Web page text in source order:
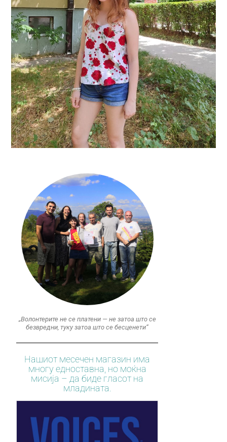
„Волонтерите не се платени — не затоа што се
безвредни, туку затоа што се бесценети“
Нашиот месечен магазин има
многу едноставна, но моќна
мисија – да биде гласот на
младината.